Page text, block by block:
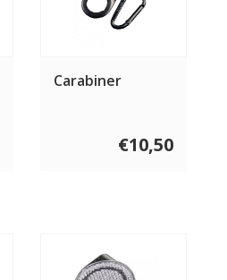
Carabiner
€10,50